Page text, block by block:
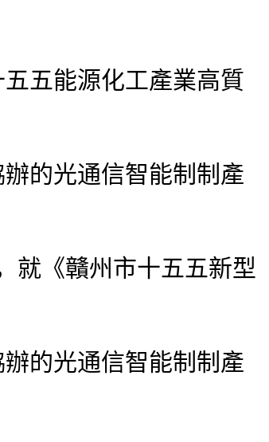
五能源化工產業高質
的光通信智能制制產
《贛州市十五五新型
的光通信智能制制產